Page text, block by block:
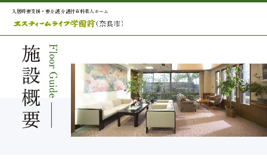
入居時要支援・要介護 介護付有料老人ホーム